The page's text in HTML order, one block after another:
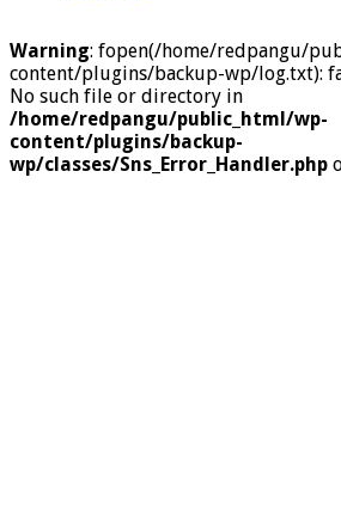
Warning: fopen(/home/redpangu/
content/plugins/backup-wp/log.txt):
No such file or directory in
/home/redpangu/public_html/wp-
content/plugins/backup-
wp/classes/Sns_Error_Handler.php